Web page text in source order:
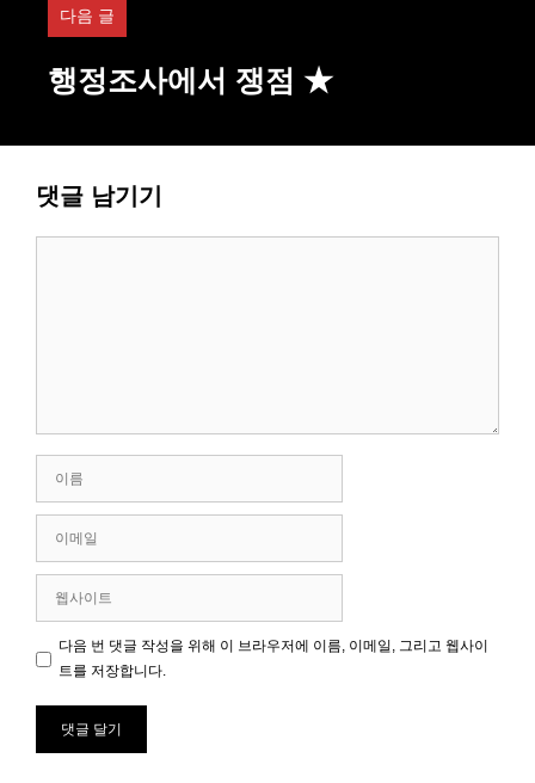
다음 글
행정조사에서 쟁점 ★
댓글 남기기
일
트
다음 번 댓글 작성을 위해 이 브라우저에 이름, 이메일, 그리고 웹사이
트를 저장합니다.